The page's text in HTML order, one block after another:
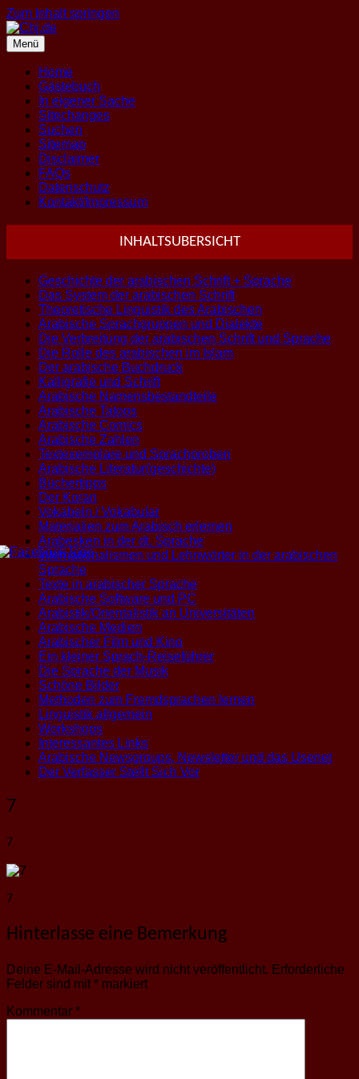
Zum Inhalt springen
Menü
Home
Gästebuch
In eigener Sache
Sitechanges
Suchen
Sitemap
Disclaimer
FAQs
Datenschutz
Kontakt/Impressum
INHALTSUBERSICHT
Geschichte der arabischen Schrift + Sprache
Das System der arabischen Schrift
Theoretische Linguistik des Arabischen
Arabische Sprachgruppen und Dialekte
Die Verbreitung der arabischen Schrift und Sprache
Die Rolle des arabischen im Islam
Der arabische Buchdruck
Kalligrafie und Schrift
Arabische Namensbestandteile
Arabische Tatoos
Arabische Comics
Arabische Zahlen
Textexemplare und Sprachproben
Arabische Literatur(geschichte)
Büchertipps
Der Koran
Vokabeln / Vokabular
Materialien zum Arabisch erlernen
Arabesken in der dt. Sprache
Internationalismen und Lehnwörter in der arabischen
Sprache
Texte in arabischer Sprache
Arabische Software und PC
Arabistik/Orientalistik an Universitäten
Arabische Medien
Arabischer Film und Kino
Ein kleiner Sprach-Reiseführer
Die Sprache der Musik
Schöne Bilder
Methoden zum Fremdsprachen lernen
Linguistik allgemein
Workshops
Interessantes Links
Arabische Newsgroups, Newsletter und das Usenet
Der Verfasser Stellt Sich Vor
7
7
7
Hinterlasse eine Bemerkung
Deine E-Mail-Adresse wird nicht veröffentlicht. Erforderliche
Felder sind mit * markiert
Kommentar *